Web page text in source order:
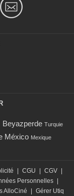
Beyazperde Turquie
México Mexique
CGU CGV
Personnelles
AlloCiné Gérer Utiq